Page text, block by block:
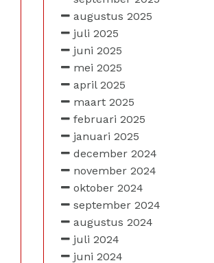
augustus 2025
juli 2025
juni 2025
mei 2025
april 2025
maart 2025
februari 2025
januari 2025
december 2024
november 2024
oktober 2024
september 2024
augustus 2024
juli 2024
juni 2024